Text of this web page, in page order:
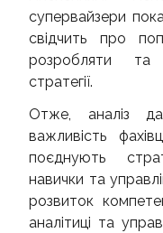
супервайзери
свідчить про
розробляти та
стратегії.
Отже, аналіз
важливість
поєднують
навички та
розвиток
аналітиці та